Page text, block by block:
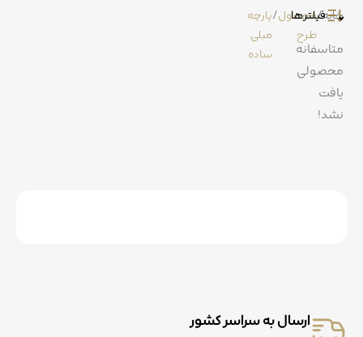
روتختی
کوسن
خانه/محصول
طرح
/پارچه
مبلی
ساده
فیلترها
متاسفانه
محصولی
یافت
نشد!
ارسال به سراسر کشور